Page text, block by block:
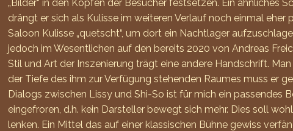
„Bilder“ in den Köpfen der Besucher festsetzen. Ein ähnliches
drängt er sich als Kulisse im weiteren Verlauf noch einmal
Saloon Kulisse „quetscht“, um dort ein Nachtlager
jedoch im Wesentlichen auf den bereits 2020 von Andreas
Stil und Art der Inszenierung trägt eine andere Handschrift.
der Tiefe des ihm zur Verfügung stehenden Raumes muss er
Dialogs zwischen Lissy und Shi-So ist für mich ein passendes
eingefroren, d.h. kein Darsteller bewegt sich mehr. Dies soll
lenken. Ein Mittel das auf einer klassischen Bühne gewiss